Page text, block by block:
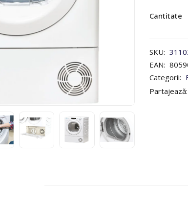
Cantitate
SKU:
EAN:
Categorii:
Partajează: